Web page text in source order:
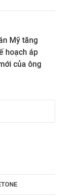
Mỹ tăng
hoạch áp
của ông